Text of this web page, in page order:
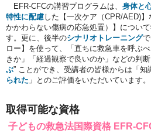
EFR-CFCの講習プログラムは、 身体と
特性に配慮した【一次ケア（CPR/AED)
かかわらない傷病の応急処置）】につい
す。更に、後半のシナリオトレーニング
ロー】を使って、「直ちに救急車を呼ぶ
きか」「経過観察で良いのか」などの判
ぶ” ことができ、受講者の皆様からは「知
られた 」とのご評価をいただいています。
取得可能な資格
子どもの救急法国際資格 EFR-